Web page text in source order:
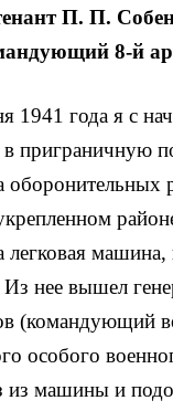
П. П.
8-й
1941 года я с
приграничную
оборонительных
легковая машина,
Из нее вышел
(командующий
особого
из машины и